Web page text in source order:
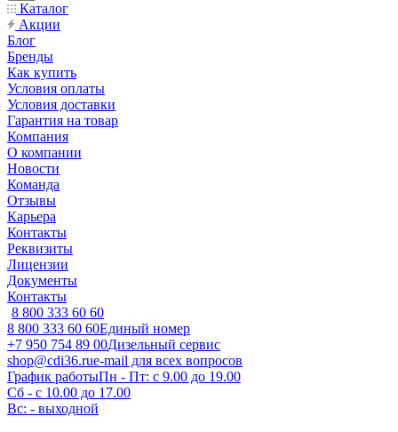
Каталог
Акции
Блог
Бренды
Как купить
Условия оплаты
Условия доставки
Гарантия на товар
Компания
О компании
Новости
Команда
Отзывы
Карьера
Контакты
Реквизиты
Лицензии
Документы
Контакты
8 800 333 60 60
8 800 333 60 60Единый номер
+7 950 754 89 00Дизельный сервис
shop@cdi36.rue-mail для всех вопросов
График работыПн - Пт: с 9.00 до 19.00
Сб - с 10.00 до 17.00
Вс: - выходной